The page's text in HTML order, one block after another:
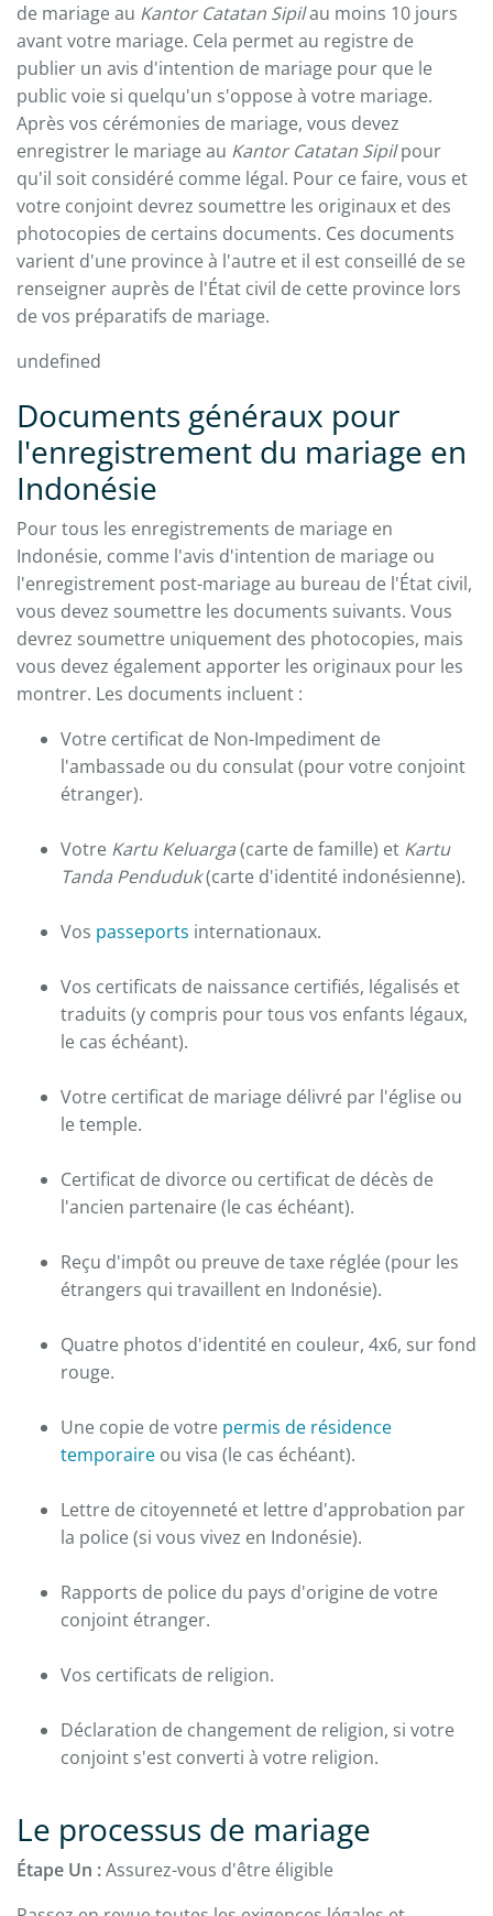
de mariage au Kantor Catatan Sipilau moins 10 jours
avant votre mariage. Cela permet au registre de
publier un avis d'intention de mariage pour que le
public voie si quelqu'un s'oppose à votre mariage.
Après vos cérémonies de mariage, vous devez
enregistrer le mariage au Kantor Catatan Sipilpour
qu'il soit considéré comme légal. Pour ce faire, vous et
votre conjoint devrez soumettre les originaux et des
photocopies de certains documents. Ces documents
varient d'une province à l'autre et il est conseillé de se
renseigner auprès de l'État civil de cette province lors
de vos préparatifs de mariage.
undefined
Documents généraux pour
l'enregistrement du mariage en
Indonésie
Pour tous les enregistrements de mariage en
Indonésie, comme l'avis d'intention de mariage ou
l'enregistrement post-mariage au bureau de l'État civil,
vous devez soumettre les documents suivants. Vous
devrez soumettre uniquement des photocopies, mais
vous devez également apporter les originaux pour les
montrer. Les documents incluent :
Votre certificat de Non-Impediment de
l'ambassade ou du consulat (pour votre conjoint
étranger).
Votre Kartu Keluarga(carte de famille) et Kartu
Tanda Penduduk(carte d'identité indonésienne).
Vos passeports internationaux.
Vos certificats de naissance certifiés, légalisés et
traduits (y compris pour tous vos enfants légaux,
le cas échéant).
Votre certificat de mariage délivré par l'église ou
le temple.
Certificat de divorce ou certificat de décès de
l'ancien partenaire (le cas échéant).
Reçu d'impôt ou preuve de taxe réglée (pour les
étrangers qui travaillent en Indonésie).
Quatre photos d'identité en couleur, 4x6, sur fond
rouge.
Une copie de votre permis de résidence
temporaire ou visa (le cas échéant).
Lettre de citoyenneté et lettre d'approbation par
la police (si vous vivez en Indonésie).
Rapports de police du pays d'origine de votre
conjoint étranger.
Vos certificats de religion.
Déclaration de changement de religion, si votre
conjoint s'est converti à votre religion.
Le processus de mariage
Étape Un :Assurez-vous d'être éligible